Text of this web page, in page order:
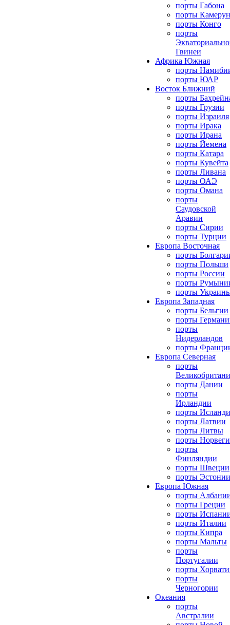
порты Габона
порты
порты Конго
порты
Гвинеи
Африка Южная
порты
порты ЮАР
Восток Ближний
порты
порты Грузии
порты Израиля
порты Ирака
порты Ирана
порты Йемена
порты Катара
порты Кувейта
порты Ливана
порты ОАЭ
порты Омана
порты
Саудовской
Аравии
порты Сирии
порты Турции
Европа Восточная
порты
порты Польши
порты России
порты
порты
Европа Западная
порты Бельгии
порты
порты
Нидерландов
порты
Европа Северная
порты
порты Дании
порты
Ирландии
порты
порты Латвии
порты Литвы
порты
порты
Финляндии
порты Швеции
порты Эстонии
Европа Южная
порты
порты Греции
порты
порты Италии
порты Кипра
порты Мальты
порты
Португалии
порты
порты
Черногории
Океания
порты
Австралии